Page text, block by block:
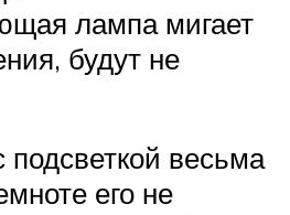
лампа мигает
будут не
весьма
его не